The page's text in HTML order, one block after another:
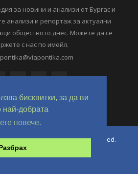
бисквитки, за да ви
най-добрата
повече.
за новини и анализи от Бургас и
анализи и репортаж за актуални
обществото днес. Можете да се
с нас по имейл.
ViaPontika.com. All Rights Reserved.
@ OverHertz Ltd